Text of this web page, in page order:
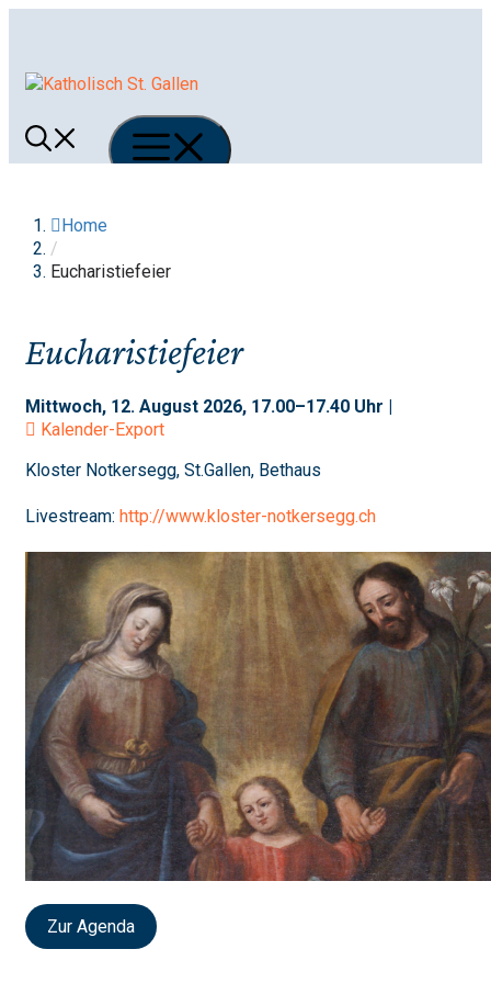
Menü
Home
/
Eucharistiefeier
Eucharistiefeier
Mittwoch, 12. August 2026, 17.00–17.40 Uhr |
Kalender-Export
Kloster Notkersegg, St.Gallen, Bethaus
Livestream: http://www.kloster-notkersegg.ch
Zur Agenda